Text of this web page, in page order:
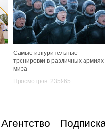
Самые изнурительные
тренировки в различных армиях
мира
Просмотров: 235965
Агентство